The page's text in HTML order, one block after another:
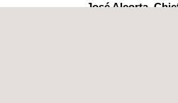
José Alcorta,